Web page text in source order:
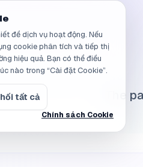
ai-sandbox/faq/
The
để dịch vụ hoạt động. Nếu
cookie phân tích và tiếp thị
hiệu quả. Bạn có thể điều
nào trong “Cài đặt Cookie”.
tất cả
Chính sách Cookie